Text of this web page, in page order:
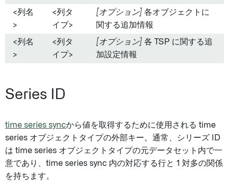
<列名
>
<列タ
イプ>
[オプション] 各オブジェクトに
関する追加情報
<列名
>
<列タ
イプ>
[オプション] 各 TSP に関する追
加設定情報
Series ID
time series syncから値を取得するために使用される time
series オブジェクトタイプの外部キー。通常、シリーズ ID
は time series オブジェクトタイプの元データセット内で一
意であり、time series sync 内の対応する行と 1 対多の関係
を持ちます。